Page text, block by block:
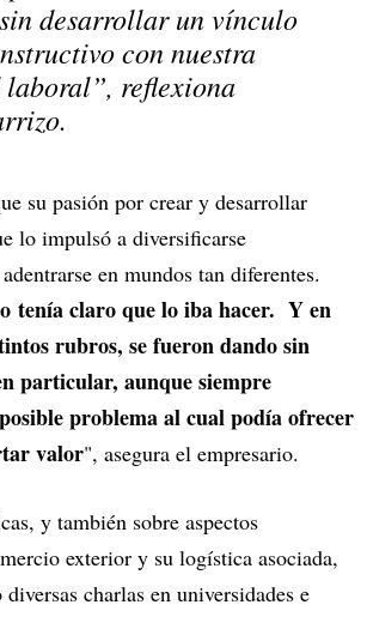
desarrollar un vínculo
con nuestra
reflexiona
su pasión por crear y desarrollar
lo impulsó a diversificarse
en mundos tan diferentes.
tenía claro que lo iba hacer. Y en
rubros, se fueron dando sin
particular, aunque siempre
problema al cual podía ofrecer
valor", asegura el empresario.
y también sobre aspectos
exterior y su logística asociada,
charlas en universidades e